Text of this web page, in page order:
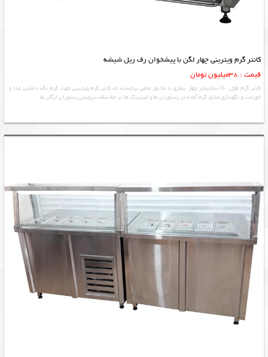
کانتر گرم ویترینی چهار لگن با پیشخوان رف ریل شیشه
قیمت : 38میلیون تومان
کانتر گرم طول ۱۵۰سانتیمتر چهار بنماری با نما نور مخفی برجسته که کانتر گرم ویترینی جهت گرم نگه داشتن غذا و
خورشت و نگهداری غذای گرم آماده در رستوران ها و کیترینگ ها در خط سلف سرویس رستوران ارگان ها